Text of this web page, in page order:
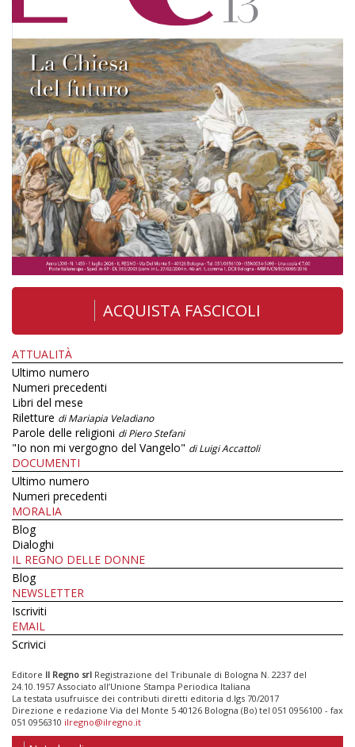
ACQUISTA FASCICOLI
ATTUALITÀ
Ultimo numero
Numeri precedenti
Libri del mese
Riletture di Mariapia Veladiano
Parole delle religioni di Piero Stefani
"Io non mi vergogno del Vangelo" di Luigi Accattoli
DOCUMENTI
Ultimo numero
Numeri precedenti
MORALIA
Blog
Dialoghi
IL REGNO DELLE DONNE
Blog
NEWSLETTER
Iscriviti
EMAIL
Scrivici
Editore Il Regno srl Registrazione del Tribunale di Bologna N. 2237 del
24.10.1957 Associato all’Unione Stampa Periodica Italiana
La testata usufruisce dei contributi diretti editoria d.lgs 70/2017
Direzione e redazione Via del Monte 5 40126 Bologna (Bo) tel 051 0956100 - fax
051 0956310 ilregno@ilregno.it